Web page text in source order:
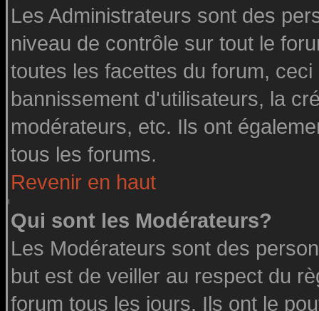
Les Administrateurs sont des
niveau de contrôle sur tout le
toutes les facettes du forum,
bannissement d'utilisateurs, la
modérateurs, etc. Ils ont
tous les forums.
Revenir en haut
Qui sont les Modérateurs?
Les Modérateurs sont des
but est de veiller au respect du
forum tous les jours. Ils ont le